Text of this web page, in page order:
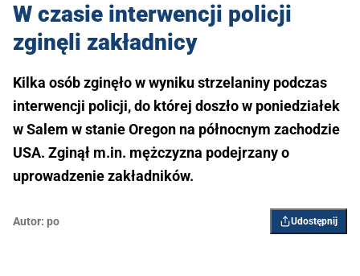
W czasie interwencji policji
zginęli zakładnicy
Kilka osób zginęło w wyniku strzelaniny podczas
interwencji policji, do której doszło w poniedziałek
w Salem w stanie Oregon na północnym zachodzie
USA. Zginął m.in. mężczyzna podejrzany o
uprowadzenie zakładników.
Autor: po Udostępnij